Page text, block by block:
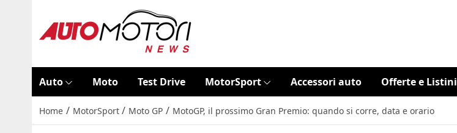
Auto Moto Test Drive MotorSport Accessori auto Offerte e Listini
Home / MotorSport / Moto GP / MotoGP, il prossimo Gran Premio: quando si corre, data e orario